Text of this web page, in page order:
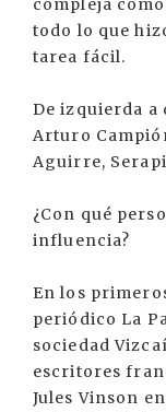
compleja
todo lo que
tarea fácil.
De izquierda a
Arturo
Aguirre,
¿Con qué
influencia?
En los
periódico La
sociedad
escritores
Jules Vinson